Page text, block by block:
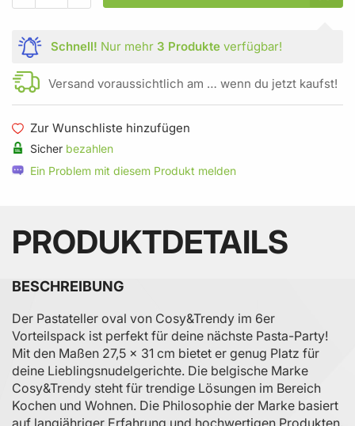
Schnell! Nur mehr 3 Produkteverfügbar!
Versand voraussichtlich am … wenn du jetzt kaufst!
Zur Wunschliste hinzufügen
Sicher bezahlen
Ein Problem mit diesem Produkt melden
PRODUKTDETAILS
BESCHREIBUNG
Der Pastateller oval von Cosy&Trendy im 6er
Vorteilspack ist perfekt für deine nächste Pasta-Party!
Mit den Maßen 27,5 x 31 cm bietet er genug Platz für
deine Lieblingsnudelgerichte. Die belgische Marke
Cosy&Trendy steht für trendige Lösungen im Bereich
Kochen und Wohnen. Die Philosophie der Marke basiert
auf langjähriger Erfahrung und hochwertigen Produkten.